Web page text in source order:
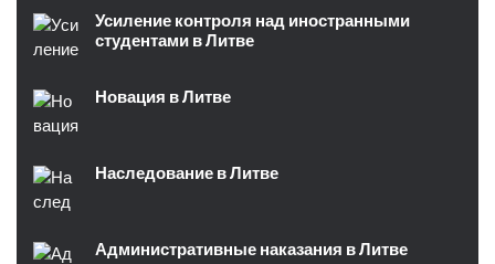
Усиление контроля над иностранными
студентами в Литве
Новация в Литве
Наследование в Литве
Административные наказания в Литве